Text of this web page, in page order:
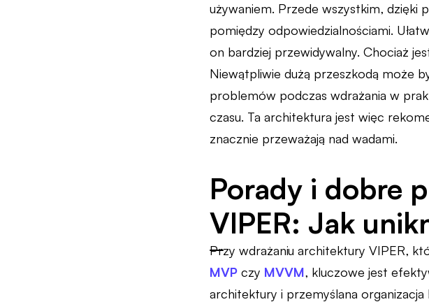
używaniem. Przede wszystkim, dzięki
pomiędzy odpowiedzialnościami.
on bardziej przewidywalny. Chociaż
Niewątpliwie dużą przeszkodą może
problemów podczas wdrażania w
czasu. Ta architektura jest więc
znacznie przeważają nad wadami.
Porady i dobre
VIPER: Jak
Przy wdrażaniu architektury VIPER,
MVP czy MVVM, kluczowe jest
architektury i przemyślana